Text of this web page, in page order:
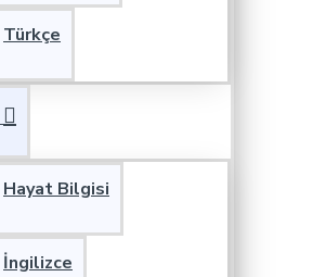
Türkçe
Hayat Bilgisi
İngilizce